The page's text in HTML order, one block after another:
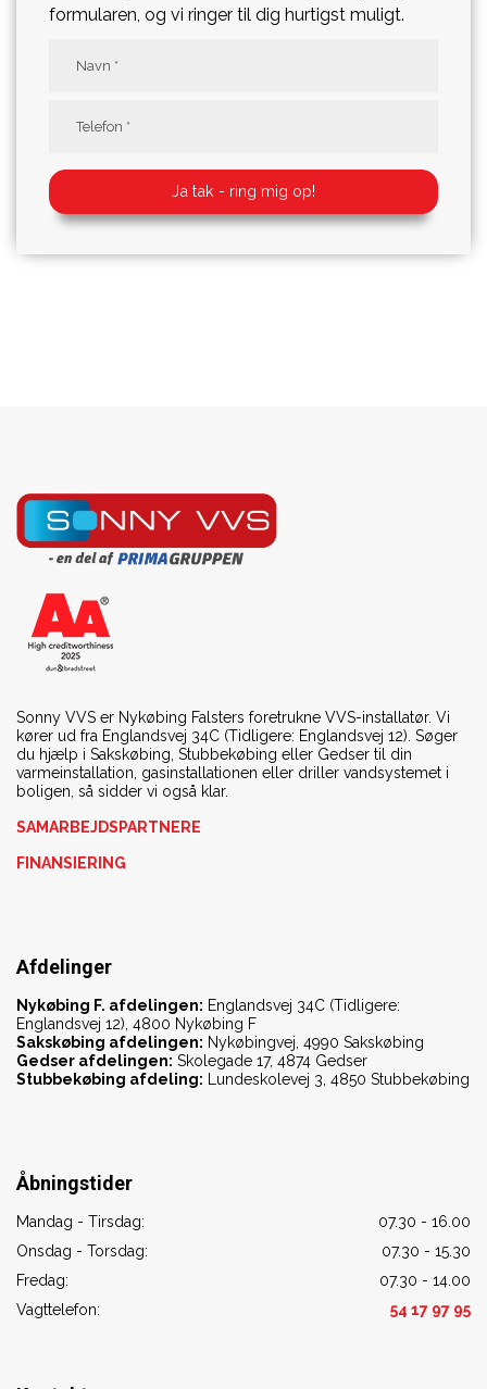
formularen, og vi ringer til dig hurtigst muligt.
Sonny VVS er Nykøbing Falsters foretrukne VVS-installatør. Vi
kører ud fra Englandsvej 34C (Tidligere: Englandsvej 12). Søger
du hjælp i Sakskøbing, Stubbekøbing eller Gedser til din
varmeinstallation, gasinstallationen eller driller vandsystemet i
boligen, så sidder vi også klar.
SAMARBEJDSPARTNERE
FINANSIERING
Afdelinger
Nykøbing F. afdelingen: Englandsvej 34C (Tidligere:
Englandsvej 12), 4800 Nykøbing F
Sakskøbing afdelingen: Nykøbingvej, 4990 Sakskøbing
Gedser afdelingen: Skolegade 17, 4874 Gedser
Stubbekøbing afdeling: Lundeskolevej 3, 4850 Stubbekøbing
Åbningstider
Mandag - Tirsdag:
07.30 - 16.00
Onsdag - Torsdag:
07.30 - 15.30
Fredag:
07.30 - 14.00
Vagttelefon:
54 17 97 95